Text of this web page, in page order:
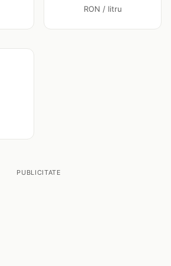
RON / litru
PUBLICITATE